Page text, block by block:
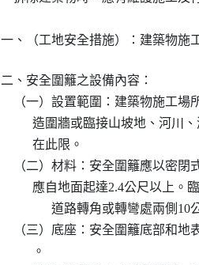
一、（工地安全措施）：建築物施
二、安全圍籬之設備內
（一）設置範圍：建築物施工
造圍牆或臨接山坡地、河
          在此限。
（二）材料：安全圍籬應以密
應自地面起達2.4公尺以
道路轉角或轉彎處兩側10公尺
（三）底座：安全圍籬底部和
          。